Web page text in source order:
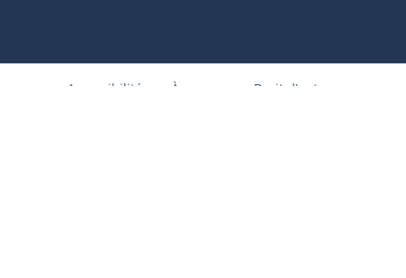
Accessibilité À propos
Droit d'auteur